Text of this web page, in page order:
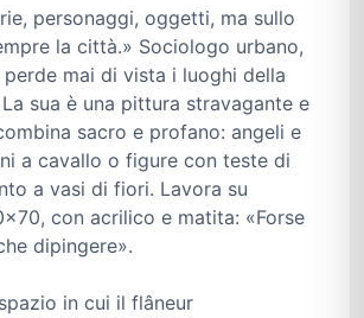
personaggi, oggetti, ma sullo
la città.» Sociologo urbano,
mai di vista i luoghi della
sua è una pittura stravagante e
sacro e profano: angeli e
a cavallo o figure con teste di
a vasi di fiori. Lavora su
con acrilico e matita: «Forse
dipingere».
in cui il flâneur